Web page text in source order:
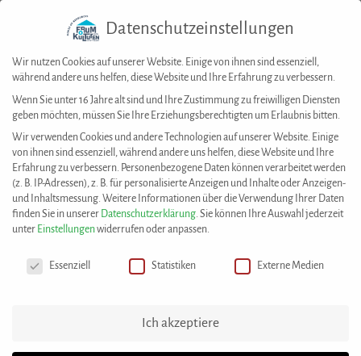
Forum der Kulturen Stuttgart e. V.
Dachverband der Migrantenkulturvereine und
interkulturellen Einrichtungen
Stuttgarter Interkulturbüro
Mitglied im Bundesverband Netzwerke von
Marktplatz 4 · 70173 Stuttgart
Datenschutzeinstellungen
Wir nutzen Cookies auf unserer Website. Einige von ihnen sind essenziell,
während andere uns helfen, diese Website und Ihre Erfahrung zu verbessern.
Wenn Sie unter 16 Jahre alt sind und Ihre Zustimmung zu freiwilligen Diensten
geben möchten, müssen Sie Ihre Erziehungsberechtigten um Erlaubnis bitten.
Wir verwenden Cookies und andere Technologien auf unserer Website. Einige
von ihnen sind essenziell, während andere uns helfen, diese Website und Ihre
Erfahrung zu verbessern. Personenbezogene Daten können verarbeitet werden
(z. B. IP-Adressen), z. B. für personalisierte Anzeigen und Inhalte oder Anzeigen-
und Inhaltsmessung. Weitere Informationen über die Verwendung Ihrer Daten
finden Sie in unserer Datenschutzerklärung. Sie können Ihre Auswahl jederzeit
unter Einstellungenwiderrufen oder anpassen.
Essenziell
Statistiken Externe Medien
Ich akzeptiere